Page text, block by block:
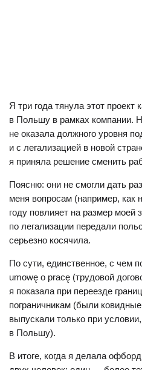
Я три года тянула этот проект
в Польшу в рамках компании.
не оказала должного уровня
и с легализацией в новой
я приняла решение сменить
Поясню: они не смогли дать
меня вопросам (например, как
году повлияет на размер моей
по легализации передали
серьезно косячила.
По сути, единственное, с чем
umowę o pracę (трудовой
я показала при переезде
пограничникам (были
выпускали только при
в Польшу).
В итоге, когда я делала